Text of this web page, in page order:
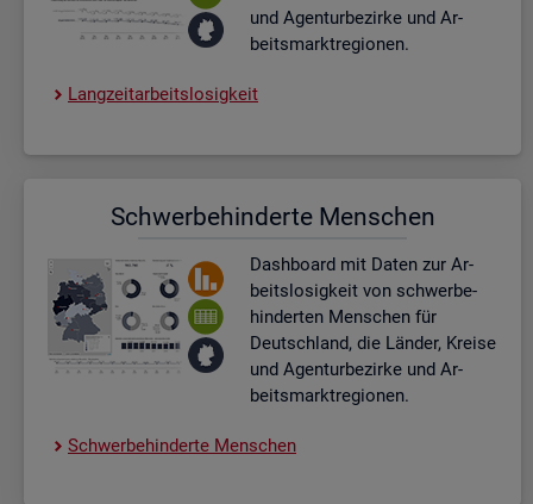
und Agen­tur­be­zir­ke und Ar­
beits­markt­re­gio­nen.
Lang­zeit­ar­beits­lo­sig­keit
Schwer­be­hin­der­te Men­schen
Dash­board mit Daten zur Ar­
beits­lo­sig­keit von schwer­be­
hin­der­ten Men­schen für
Deutsch­land, die Län­der, Krei­se
und Agen­tur­be­zir­ke und Ar­
beits­markt­re­gio­nen.
Schwer­be­hin­der­te Men­schen